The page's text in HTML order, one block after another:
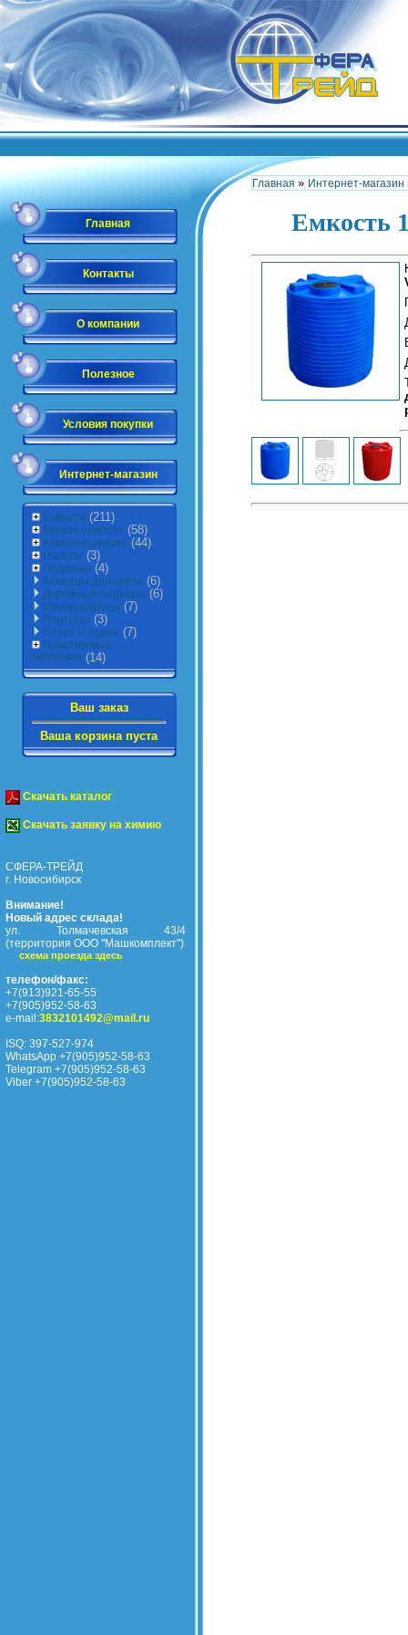
Главная
Контакты
О компании
Полезное
Условия покупки
Интернет-магазин
Ёмкости (211)
Мягкие емкости (58)
Комплектующие (44)
Насосы (3)
Поддоны (4)
Колодцы для связи (6)
Дорожные барьеры (6)
Мусоросбросы (7)
Понтоны (3)
Спорт и отдых (7)
Пластиковые
заготовки (14)
Ваш заказ
Ваша корзина пуста
Скачать каталог
Скачать заявку на химию
СФЕРА-ТРЕЙД
г. Новосибирск
Внимание!
Новый адрес склада!
ул. Толмачевская 43/4
(территория ООО "Машкомплект")
схема проезда здесь
телефон/факс:
+7(913)921-65-55
+7(905)952-58-63
e-mail:3832101492@mail.ru
ISQ: 397-527-974
WhatsApp +7(905)952-58-63
Telegram +7(905)952-58-63
Viber +7(905)952-58-63
Главная » Интернет-магазин
Емкость